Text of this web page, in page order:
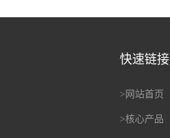
快速链接
> 网站首页
>核心产品